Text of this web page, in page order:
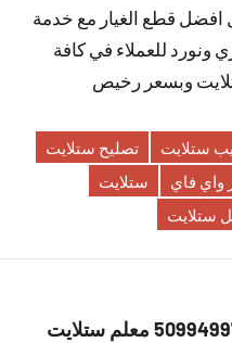
افضل قطع الغيار مع خدمة
ونورد للعملاء في كافة
وبسعر رخيص
ستلايت
تصليح ستلايت
واي فاي
ستلايت
ستلايت
فني تركيب ستلايت الشامية 50994997 معلم ستلايت